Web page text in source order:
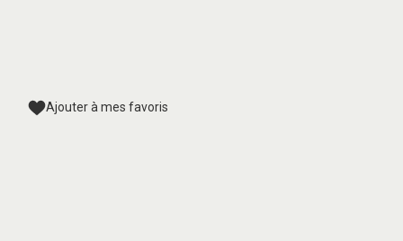
Ajouter à mes favoris